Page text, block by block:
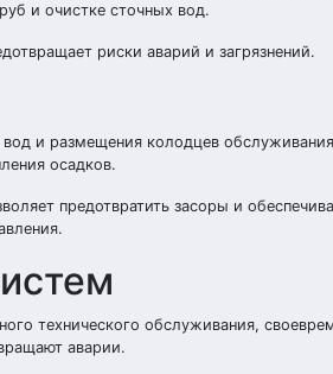
и очистке сточных вод.
риски аварий и загрязнений.
и размещения колодцев
осадков.
предотвратить засоры и
технического обслуживания,
аварии.